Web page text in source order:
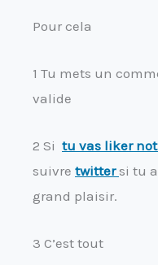
Pour cela
1 Tu mets un
valide
2 Si tu vas liker
suivre twitter si tu
grand plaisir.
3 C’est tout